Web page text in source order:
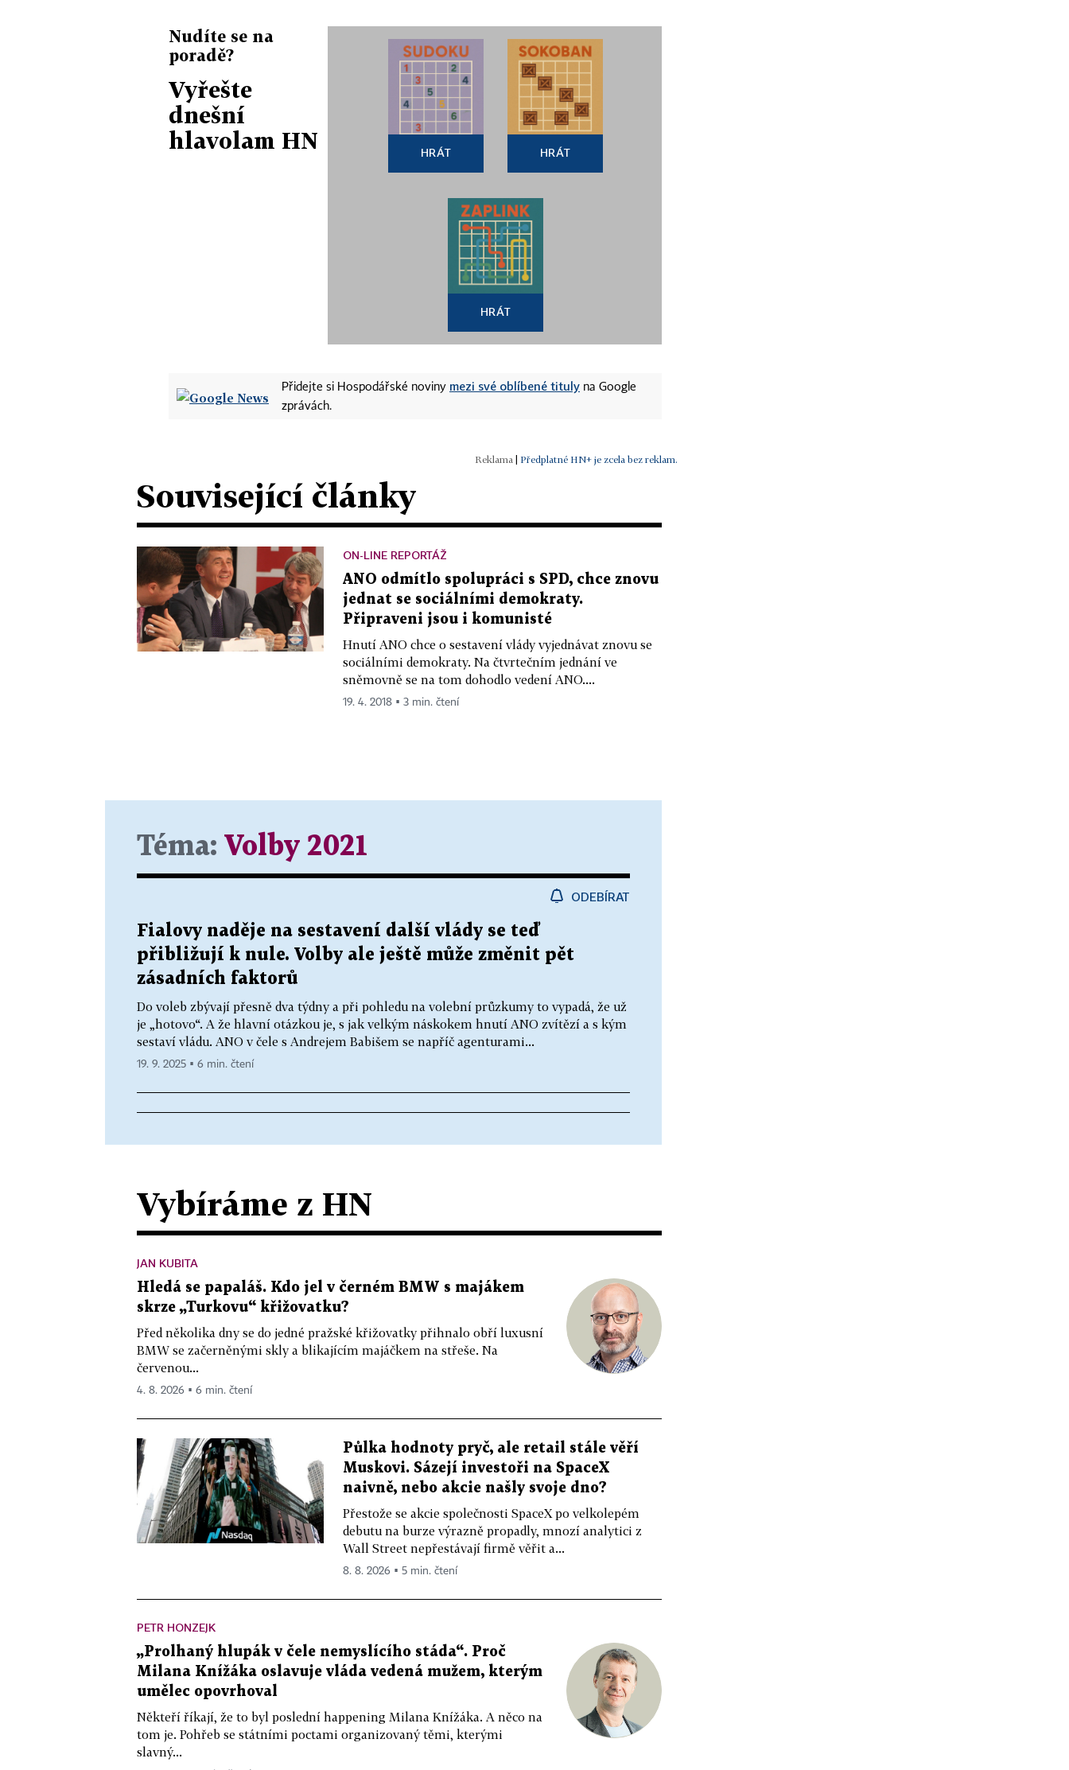
Nudíte se na
poradě?
Vyřešte
dnešní
hlavolam HN
HRÁT HRÁT
HRÁT
Přidejte si Hospodářské noviny mezi své oblíbené tituly na Google
zprávách.
| Předplatné HN+ je zcela bez reklam.
Související články
ON-LINE REPORTÁŽ
ANO odmítlo spolupráci s SPD, chce znovu
jednat se sociálními demokraty.
Připraveni jsou i komunisté
Hnutí ANO chce o sestavení vlády vyjednávat znovu se
sociálními demokraty. Na čtvrtečním jednání ve
sněmovně se na tom dohodlo vedení ANO....
19. 4. 2018 ▪ 3 min. čtení
Téma: Volby 2021
ODEBÍRAT
Fialovy naděje na sestavení další vlády se teď
přibližují k nule. Volby ale ještě může změnit pět
zásadních faktorů
Do voleb zbývají přesně dva týdny a při pohledu na volební průzkumy to vypadá, že už
je „hotovo“. A že hlavní otázkou je, s jak velkým náskokem hnutí ANO zvítězí a s kým
sestaví vládu. ANO v čele s Andrejem Babišem se napříč agenturami...
19. 9. 2025 ▪ 6 min. čtení
Vybíráme z HN
JAN KUBITA
Hledá se papaláš. Kdo jel v černém BMW s majákem
skrze „Turkovu“ křižovatku?
Před několika dny se do jedné pražské křižovatky přihnalo obří luxusní
BMW se začerněnými skly a blikajícím majáčkem na střeše. Na
červenou...
4. 8. 2026 ▪ 6 min. čtení
Půlka hodnoty pryč, ale retail stále věří
Muskovi. Sázejí investoři na SpaceX
naivně, nebo akcie našly svoje dno?
Přestože se akcie společnosti SpaceX po velkolepém
debutu na burze výrazně propadly, mnozí analytici z
Wall Street nepřestávají firmě věřit a...
8. 8. 2026 ▪ 5 min. čtení
PETR HONZEJK
„Prolhaný hlupák v čele nemyslícího stáda“. Proč
Milana Knížáka oslavuje vláda vedená mužem, kterým
umělec opovrhoval
Někteří říkají, že to byl poslední happening Milana Knížáka. A něco na
tom je. Pohřeb se státními poctami organizovaný těmi, kterými
slavný...